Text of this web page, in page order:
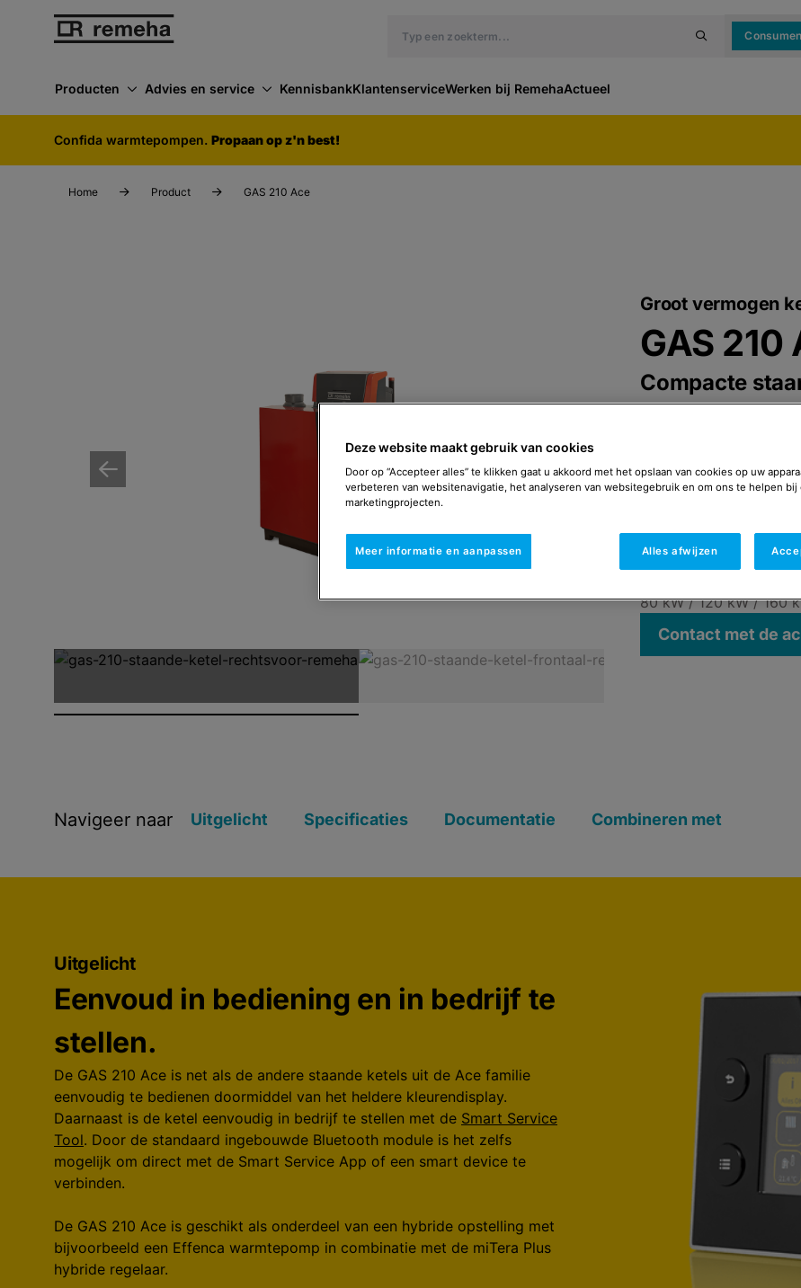
Producten Advies en service KennisbankKlantenserviceWerken bij RemehaActueel
Confida warmtepompen. Propaan op z'n best!
Home Product GAS 210 Ace
Groot vermogen
GAS 210
Compacte
De Remeha GAS 210
bovendien zeer
geassembleerd,
uitermate geringe
transporteerbaar en in
opstellingsoppervlak
ruimte in beslag.
80 kW / 120 kW / 160
Contact met de
Navigeer naar Uitgelicht Specificaties Documentatie Combineren met
Uitgelicht
Eenvoud in bediening en in bedrijf te
stellen.
De GAS 210 Ace is net als de andere staande ketels uit de Ace familie
eenvoudig te bedienen doormiddel van het heldere kleurendisplay.
Daarnaast is de ketel eenvoudig in bedrijf te stellen met de Smart Service
Tool. Door de standaard ingebouwde Bluetooth module is het zelfs
mogelijk om direct met de Smart Service App of een smart device te
verbinden.
De GAS 210 Ace is geschikt als onderdeel van een hybride opstelling met
bijvoorbeeld een Effenca warmtepomp in combinatie met de miTera Plus
hybride regelaar.
Deze website maakt gebruik van cookies
Door op “Accepteer alles” te klikken gaat u akkoord met het opslaan van cookies op uw
verbeteren van websitenavigatie, het analyseren van websitegebruik en om ons te helpen bij
marketingprojecten.
Meer informatie en aanpassen Alles afwijzen